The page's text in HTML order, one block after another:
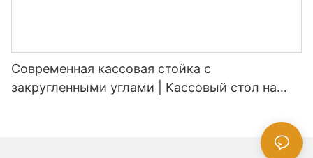
Современная кассовая стойка с
закругленными углами | Кассовый стол на